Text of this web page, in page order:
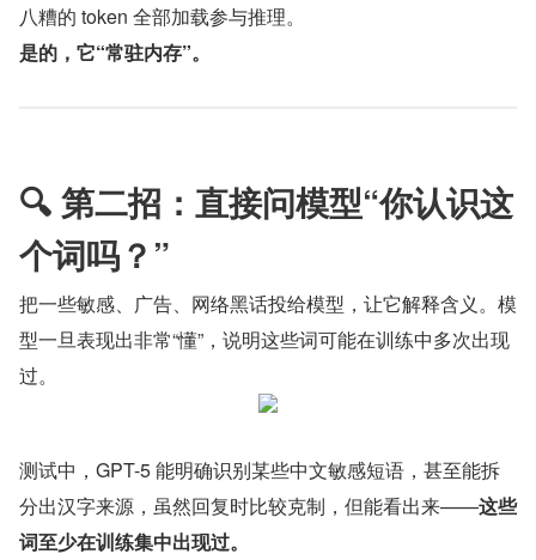
八糟的 token 全部加载参与推理。
是的，它“常驻内存”。
🔍 第二招：直接问模型“你认识这
个词吗？”
把一些敏感、广告、网络黑话投给模型，让它解释含义。模
型一旦表现出非常“懂”，说明这些词可能在训练中多次出现
过。
测试中，GPT-5 能明确识别某些中文敏感短语，甚至能拆
分出汉字来源，虽然回复时比较克制，但能看出来——这些
词至少在训练集中出现过。